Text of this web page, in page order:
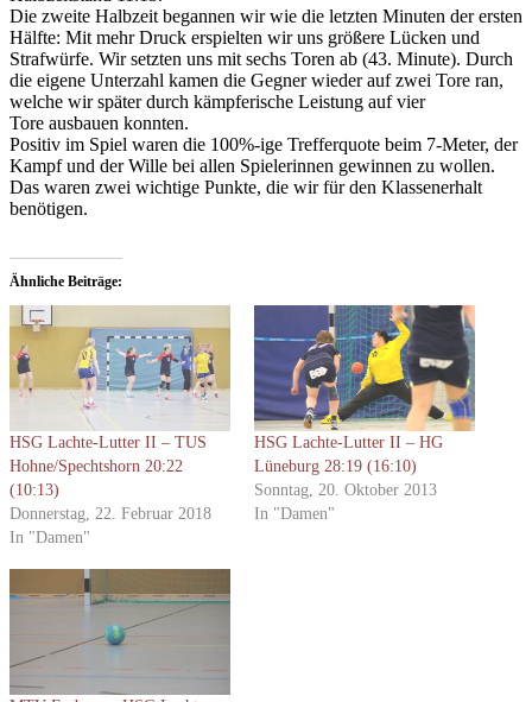
Die zweite Halbzeit begannen wir wie die letzten Minuten der ersten
Hälfte: Mit mehr Druck erspielten wir uns größere Lücken und
Strafwürfe. Wir setzten uns mit sechs Toren ab (43. Minute). Durch
die eigene Unterzahl kamen die Gegner wieder auf zwei Tore ran,
welche wir später durch kämpferische Leistung auf vier
Tore ausbauen konnten.
Positiv im Spiel waren die 100%-ige Trefferquote beim 7-Meter, der
Kampf und der Wille bei allen Spielerinnen gewinnen zu wollen.
Das waren zwei wichtige Punkte, die wir für den Klassenerhalt
benötigen.
Ähnliche Beiträge
HSG Lachte-Lutter II – TUS
Hohne/Spechtshorn 20:22
(10:13)
Donnerstag, 22. Februar 2018
In "Damen"
HSG Lachte-Lutter II – HG
Lüneburg 28:19 (16:10)
Sonntag, 20. Oktober 2013
In "Damen"